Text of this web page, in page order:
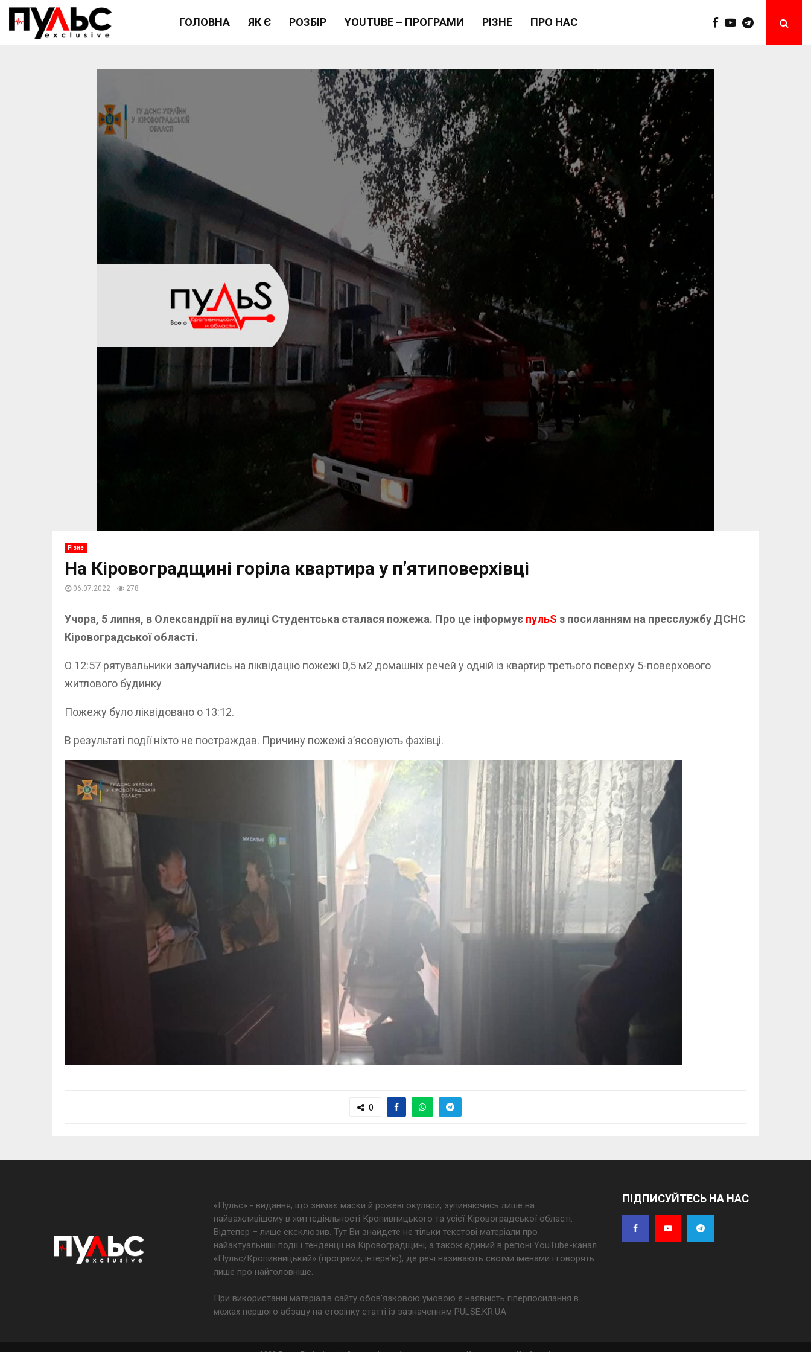
ГОЛОВНА ЯК Є РОЗБІР YOUTUBE – ПРОГРАМИ РІЗНЕ ПРО НАС
Різне
На Кіровоградщині горіла квартира у п’ятиповерхівці
06.07.2022 278
Учора, 5 липня, в Олександрії на вулиці Студентська сталася пожежа. Про це інформує пульS з посиланням на пресслужбу ДСНС
Кіровоградської області.
О 12:57 рятувальники залучались на ліквідацію пожежі 0,5 м2 домашніх речей у одній із квартир третього поверху 5-поверхового
житлового будинку
Пожежу було ліквідовано о 13:12.
В результаті події ніхто не постраждав. Причину пожежі з’ясовують фахівці.
0
«Пульс» - видання, що знімає маски й рожеві окуляри, зупиняючись лише на
найважливішому в життєдіяльності Кропивницького та усієї Кіровоградської області.
Відтепер – лише ексклюзив. Тут Ви знайдете не тільки текстові матеріали про
найактуальніші події і тенденції на Кіровоградщині, а також єдиний в регіоні YouTube-канал
«Пульс/Кропивницький» (програми, інтерв’ю), де речі називають своїми іменами і говорять
лише про найголовніше.
При використанні матеріалів сайту обов'язковою умовою є наявність гіперпосилання в
межах першого абзацу на сторінку статті із зазначенням PULSE.KR.UA
ПІДПИСУЙТЕСЬ НА НАС